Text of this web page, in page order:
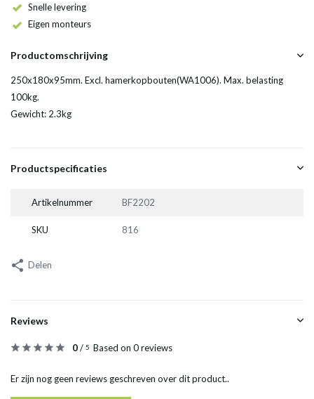
Snelle levering
Eigen monteurs
Productomschrijving
250x180x95mm. Excl. hamerkopbouten(WA1006). Max. belasting
100kg.
Gewicht: 2.3kg
Productspecificaties
Artikelnummer BF2202
SKU 816
Delen
Reviews
0/ 5 Based on 0 reviews
Er zijn nog geen reviews geschreven over dit product..